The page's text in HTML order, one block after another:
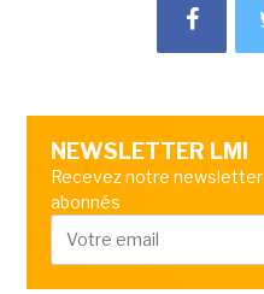
NEWSLETTER LMI
Recevez notre
abonnés